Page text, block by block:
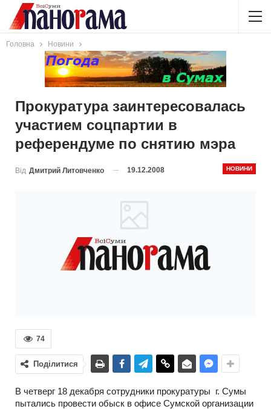
Головна Новини
Прокуратура заинтересовалась
участием соцпартии в
референдуме по снятию мэра
НОВИНИ
Від Дмитрий Литовченко 19.12.2008
74
Поділитися
В четверг 18 декабря сотрудники прокуратуры г. Сумы
пытались провести обыск в офисе Сумской организации